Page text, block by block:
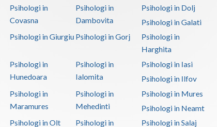
Psihologi in
Covasna
Psihologi in
Dambovita
Psihologi in Dolj
Psihologi in Galati
Psihologi in Giurgiu Psihologi in Gorj
Psihologi in
Harghita
Psihologi in
Hunedoara
Psihologi in
Ialomita
Psihologi in Iasi
Psihologi in Ilfov
Psihologi in
Maramures
Psihologi in
Mehedinti
Psihologi in Mures
Psihologi in Neamt
Psihologi in Olt
Psihologi in Psihologi in Salaj